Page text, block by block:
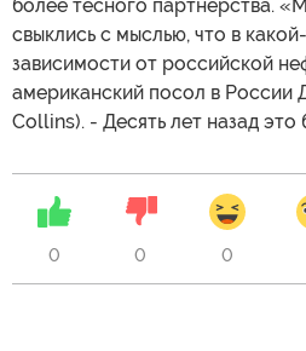
более тесного партнерства.
свыклись с мыслью, что в
зависимости от российской
американский посол в России
Collins). - Десять лет назад
0 0 0